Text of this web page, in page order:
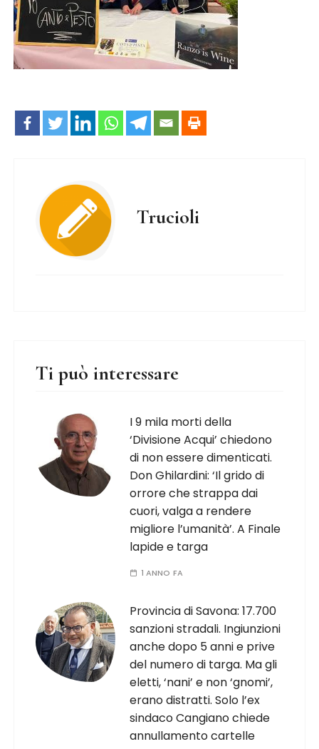
Trucioli
Ti può interessare
I 9 mila morti della
‘Divisione Acqui’ chiedono
di non essere dimenticati.
Don Ghilardini: ‘Il grido di
orrore che strappa dai
cuori, valga a rendere
migliore l’umanità’. A Finale
lapide e targa
1 ANNO FA
Provincia di Savona: 17.700
sanzioni stradali. Ingiunzioni
anche dopo 5 anni e prive
del numero di targa. Ma gli
eletti, ‘nani’ e non ‘gnomi’,
erano distratti. Solo l’ex
sindaco Cangiano chiede
annullamento cartelle